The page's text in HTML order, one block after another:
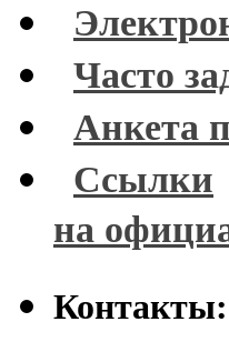
Часто
Анкета
Ссылки
на
Контакты: